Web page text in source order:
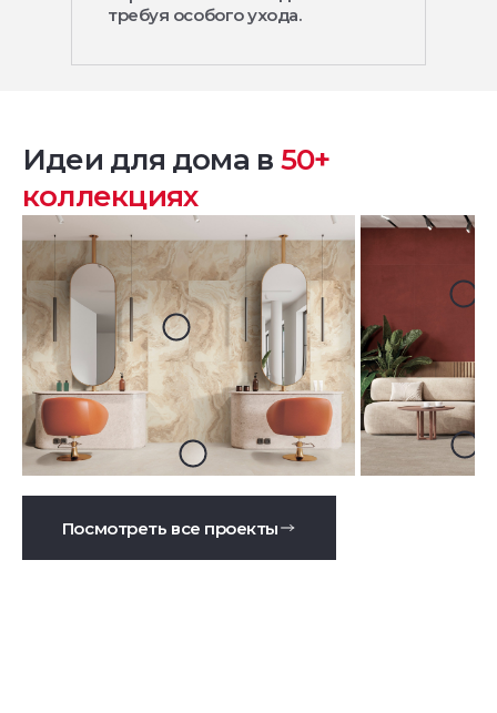
требуя особого ухода.
Идеи для дома в 50+
коллекциях
Посмотреть все проекты